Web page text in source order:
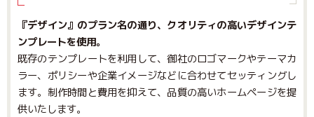
『デザイン』のプラン名の通り、クオリティの高いデザインテ
ンプレートを使用。
既存のテンプレートを利用して、御社のロゴマークやテーマカ
ラー、ポリシーや企業イメージなどに合わせてセッティングし
ます。制作時間と費用を抑えて、品質の高いホームページを提
供いたします。